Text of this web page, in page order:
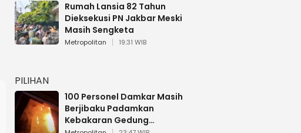
Rumah Lansia 82 Tahun
Dieksekusi PN Jakbar Meski
Masih Sengketa
Metropolitan 19:31 WIB
PILIHAN
100 Personel Damkar Masih
Berjibaku Padamkan
Kebakaran Gedung